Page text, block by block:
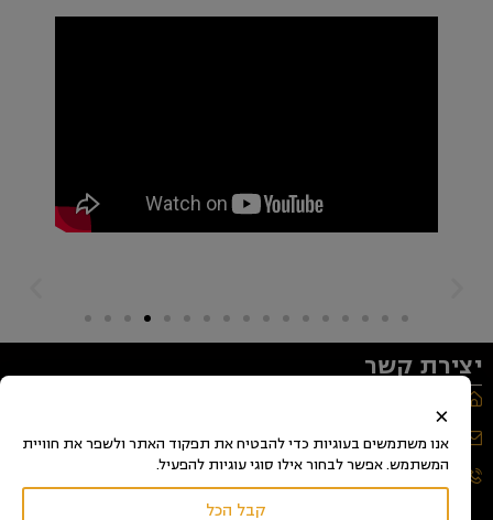
יצירת קשר
Yael_jidc@jerusalem.muni.il
02-5469475
×
אנו משתמשים בעוגיות כדי להבטיח את תפקוד האתר ולשפר את חוויית
המשתמש. אפשר לבחור אילו סוגי עוגיות להפעיל.
קבל הכל